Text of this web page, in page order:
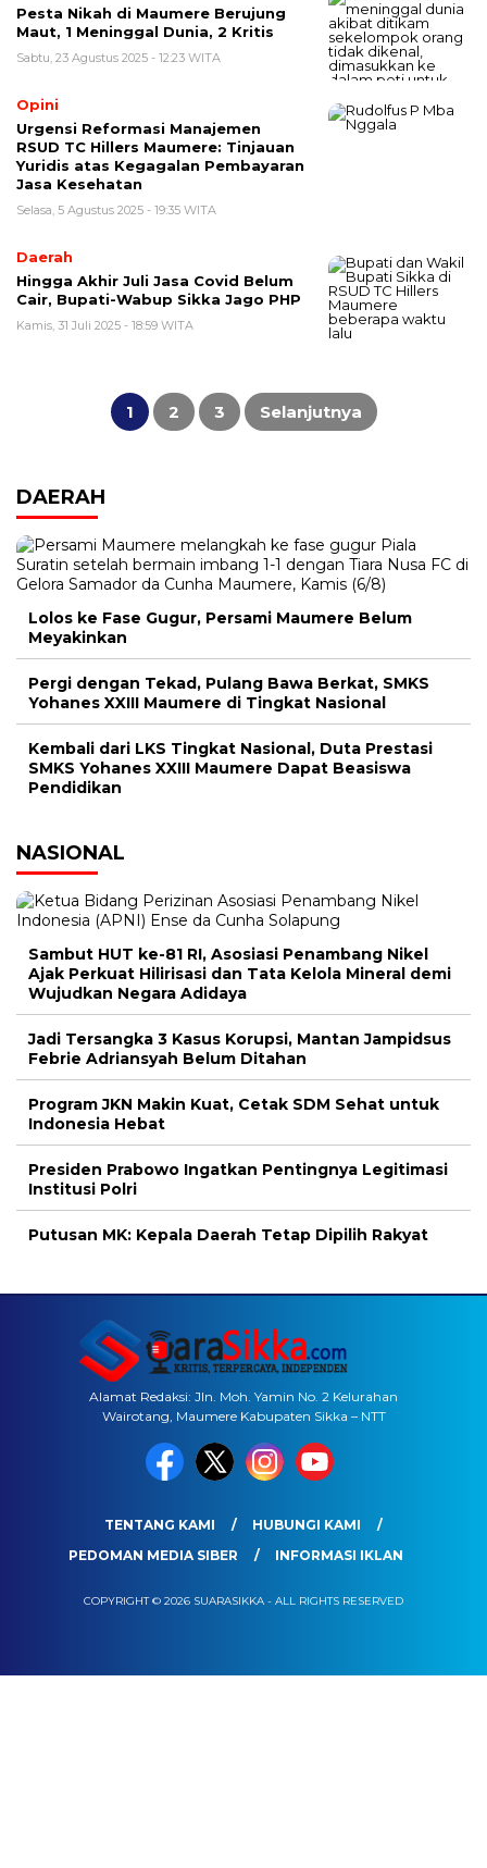
Pesta Nikah di Maumere Berujung
Maut, 1 Meninggal Dunia, 2 Kritis
Sabtu, 23 Agustus 2025 - 12:23 WITA
Opini
Urgensi Reformasi Manajemen
RSUD TC Hillers Maumere: Tinjauan
Yuridis atas Kegagalan Pembayaran
Jasa Kesehatan
Selasa, 5 Agustus 2025 - 19:35 WITA
Daerah
Hingga Akhir Juli Jasa Covid Belum
Cair, Bupati-Wabup Sikka Jago PHP
Kamis, 31 Juli 2025 - 18:59 WITA
Paginasi
1 2 3 Selanjutnya
DAERAH
Lolos ke Fase Gugur, Persami Maumere Belum
Meyakinkan
Pergi dengan Tekad, Pulang Bawa Berkat, SMKS
Yohanes XXIII Maumere di Tingkat Nasional
Kembali dari LKS Tingkat Nasional, Duta Prestasi
SMKS Yohanes XXIII Maumere Dapat Beasiswa
Pendidikan
NASIONAL
Sambut HUT ke-81 RI, Asosiasi Penambang Nikel
Ajak Perkuat Hilirisasi dan Tata Kelola Mineral demi
Wujudkan Negara Adidaya
Jadi Tersangka 3 Kasus Korupsi, Mantan Jampidsus
Febrie Adriansyah Belum Ditahan
Program JKN Makin Kuat, Cetak SDM Sehat untuk
Indonesia Hebat
Presiden Prabowo Ingatkan Pentingnya Legitimasi
Institusi Polri
Putusan MK: Kepala Daerah Tetap Dipilih Rakyat
Alamat Redaksi: Jln. Moh. Yamin No. 2 Kelurahan
Wairotang, Maumere Kabupaten Sikka – NTT
TENTANG KAMI
HUBUNGI KAMI
PEDOMAN MEDIA SIBER
INFORMASI IKLAN
COPYRIGHT © 2026 SUARASIKKA - ALL RIGHTS RESERVED